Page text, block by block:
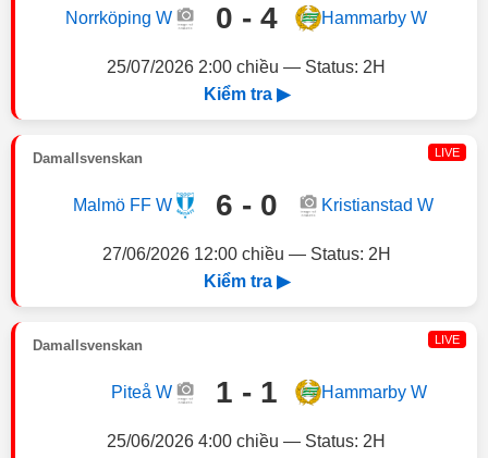
Norrköping W 0 - 4 Hammarby W
25/07/2026 2:00 chiều — Status: 2H
Kiểm tra ▶
Damallsvenskan LIVE
Malmö FF W 6 - 0 Kristianstad W
27/06/2026 12:00 chiều — Status: 2H
Kiểm tra ▶
Damallsvenskan LIVE
Piteå W 1 - 1 Hammarby W
25/06/2026 4:00 chiều — Status: 2H